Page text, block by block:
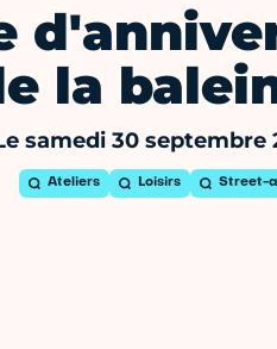
la
samedi 30 septembre
Ateliers Loisirs Street-